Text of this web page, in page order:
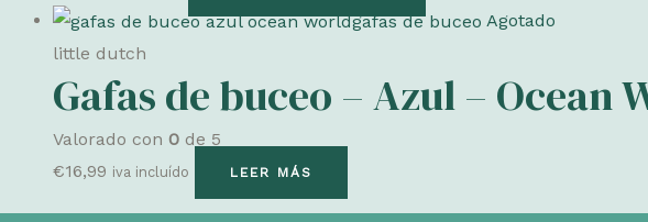
Agotado
little dutch
Gafas de buceo – Azul – Ocean
Valorado con 0 de 5
€16,99 iva incluído LEER MÁS